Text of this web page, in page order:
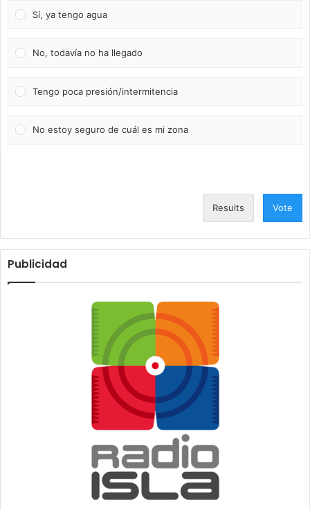
Sí, ya tengo agua
No, todavía no ha llegado
Tengo poca presión/intermitencia
No estoy seguro de cuál es mi zona
Results Vote
Publicidad